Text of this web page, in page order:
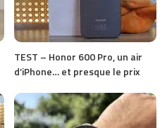
TEST – Honor 600 Pro, un air
d’iPhone… et presque le prix